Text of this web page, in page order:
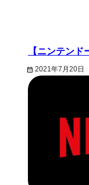
【ニンテン
2021年7月20日